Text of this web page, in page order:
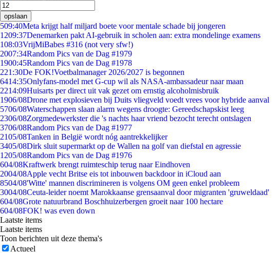
opslaan
509:40Meta krijgt half miljard boete voor mentale schade bij jongeren
1209:37Denemarken pakt AI-gebruik in scholen aan: extra mondelinge examens
108:03VrijMiBabes #316 (not very sfw!)
2007:34Random Pics van de Dag #1979
1900:45Random Pics van de Dag #1978
221:30De FOK!Voetbalmanager 2026/2027 is begonnen
6414:35Onlyfans-model met G-cup wil als NASA-ambassadeur naar maan
2214:09Huisarts per direct uit vak gezet om ernstig alcoholmisbruik
1906/08Drone met explosieven bij Duits vliegveld voedt vrees voor hybride aanval
5706/08Waterschappen slaan alarm wegens droogte: Gereedschapskist leeg
2306/08Zorgmedewerkster die 's nachts haar vriend bezocht terecht ontslagen
3706/08Random Pics van de Dag #1977
2105/08Tanken in België wordt nóg aantrekkelijker
3405/08Dirk sluit supermarkt op de Wallen na golf van diefstal en agressie
1205/08Random Pics van de Dag #1976
604/08Kraftwerk brengt ruimteschip terug naar Eindhoven
2004/08Apple vecht Britse eis tot inbouwen backdoor in iCloud aan
8504/08'Witte' mannen discrimineren is volgens OM geen enkel probleem
3004/08Ceuta-leider noemt Marokkaanse grensaanval door migranten 'gruweldaad'
604/08Grote natuurbrand Boschhuizerbergen groeit naar 100 hectare
604/08FOK! was even down
Laatste items
Laatste items
Toon berichten uit deze thema's
Actueel